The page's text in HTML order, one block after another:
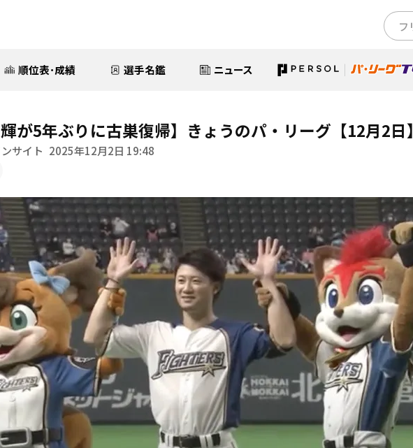
順位表･成績 選手名鑑 ニュース
輝が5年ぶりに古巣復帰】きょうのパ・リーグ【12月2日】
サイト 2025年12月2日 19:48